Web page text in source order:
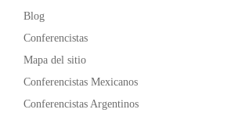
Blog
Conferencistas
Mapa del sitio
Conferencistas Mexicanos
Conferencistas Argentinos